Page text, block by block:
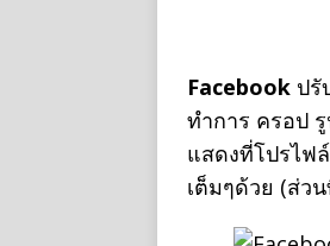
Facebook ปรั
ทำการ ครอป
แสดงที่โปรไฟ
เต็มๆด้วย (ส่ว